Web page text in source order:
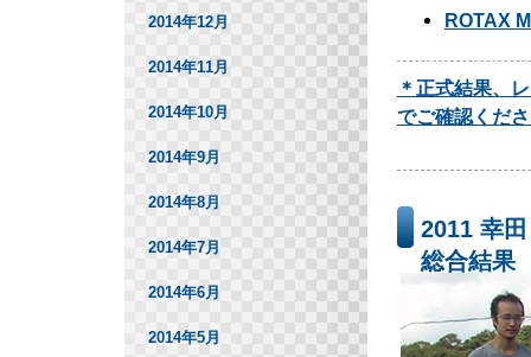
ROTAX
＊正式結果、
でご確認くだ
2011 幸
総合結果
2014年12月
2014年11月
2014年10月
2014年9月
2014年8月
2014年7月
2014年6月
2014年5月